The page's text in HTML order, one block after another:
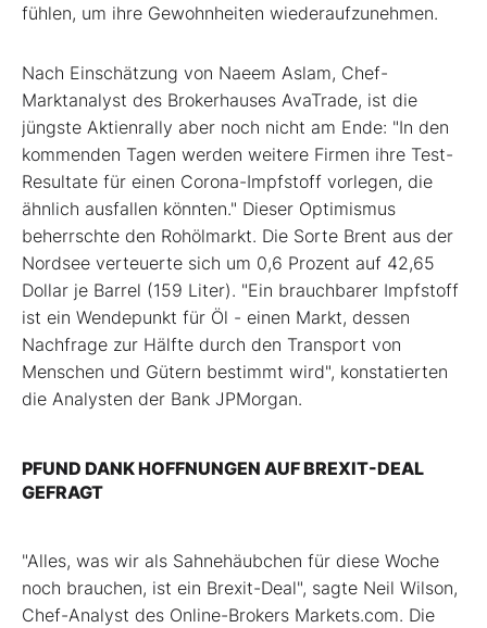
fühlen, um ihre Gewohnheiten wiederaufzunehmen.
Nach Einschätzung von Naeem Aslam, Chef-
Marktanalyst des Brokerhauses AvaTrade, ist die
jüngste Aktienrally aber noch nicht am Ende: "In den
kommenden Tagen werden weitere Firmen ihre Test-
Resultate für einen Corona-Impfstoff vorlegen, die
ähnlich ausfallen könnten." Dieser Optimismus
beherrschte den Rohölmarkt. Die Sorte Brent aus der
Nordsee verteuerte sich um 0,6 Prozent auf 42,65
Dollar je Barrel (159 Liter). "Ein brauchbarer Impfstoff
ist ein Wendepunkt für Öl - einen Markt, dessen
Nachfrage zur Hälfte durch den Transport von
Menschen und Gütern bestimmt wird", konstatierten
die Analysten der Bank JPMorgan.
PFUND DANK HOFFNUNGEN AUF BREXIT-DEAL
GEFRAGT
"Alles, was wir als Sahnehäubchen für diese Woche
noch brauchen, ist ein Brexit-Deal", sagte Neil Wilson,
Chef-Analyst des Online-Brokers Markets.com. Die